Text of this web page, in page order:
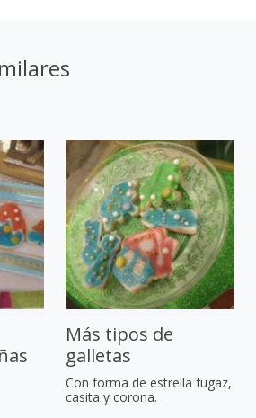
Más tipos de
galletas
Con forma de estrella fugaz,
casita y corona.